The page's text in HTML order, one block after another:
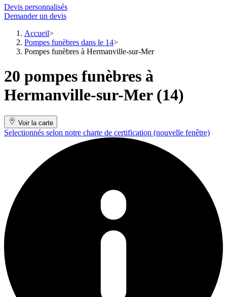
Devis personnalisés
Demander un devis
Accueil
Pompes funèbres dans le 14
Pompes funèbres à Hermanville-sur-Mer
20 pompes funèbres à
Hermanville-sur-Mer (14)
Voir la carte
Selectionnés selon notre charte de certification (nouvelle fenêtre)